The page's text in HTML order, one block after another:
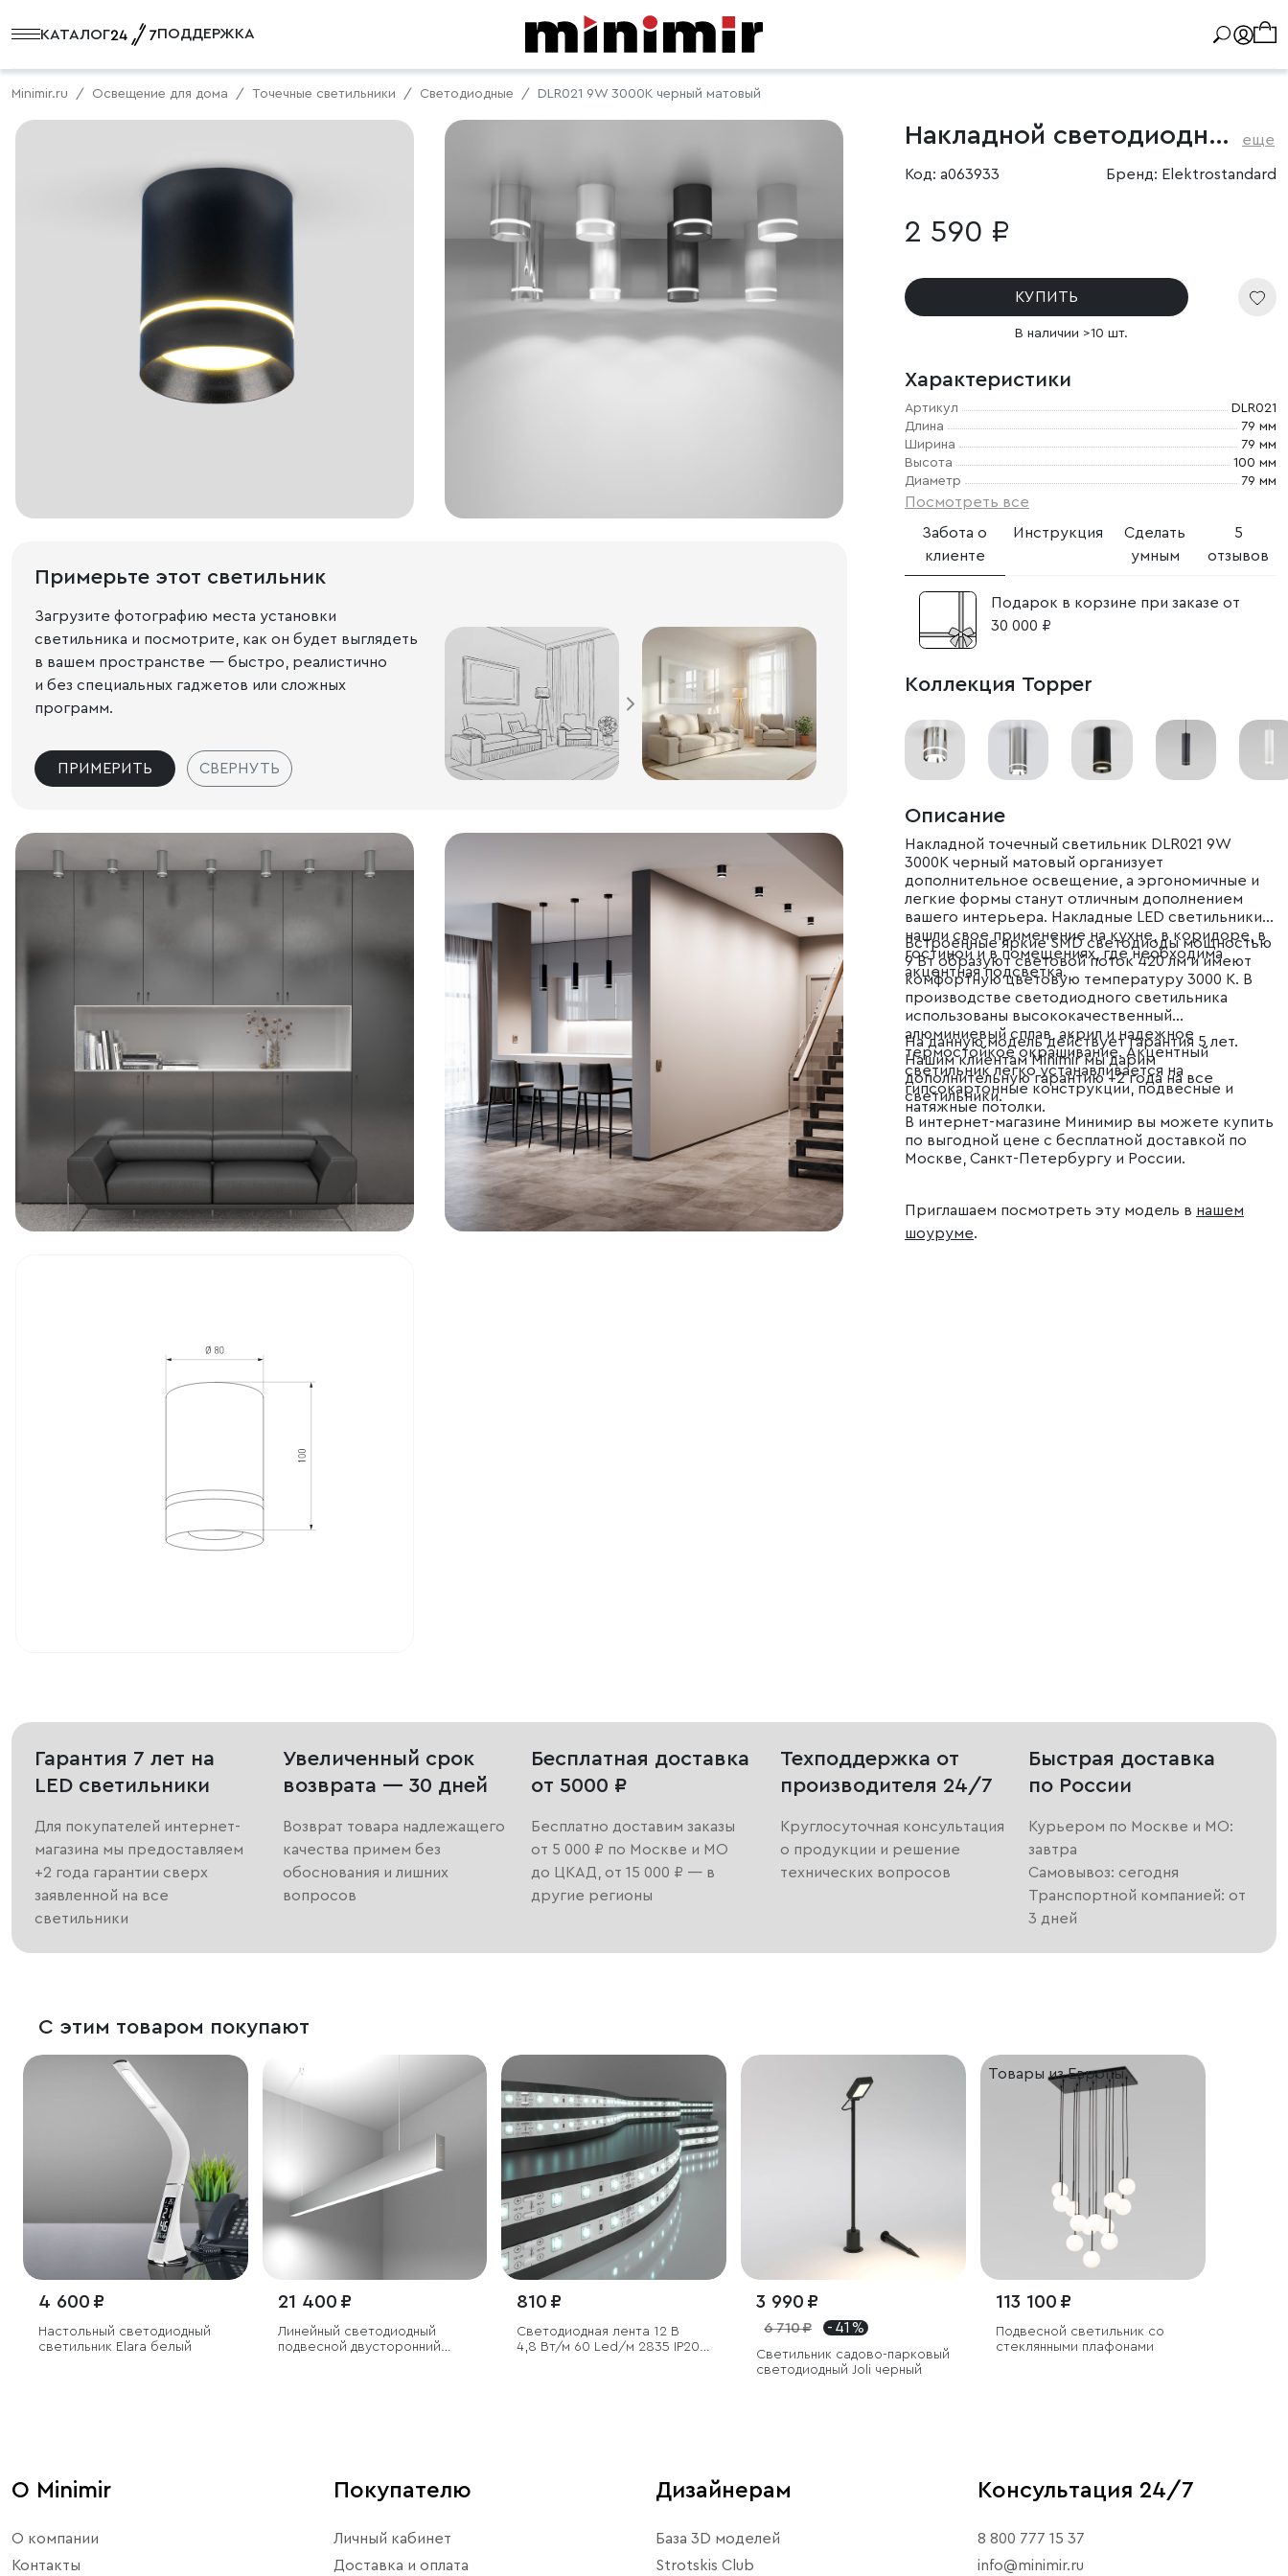
КАТАЛОГ ПОДДЕРЖКА
Minimir.ru Освещение для дома Точечные светильники Светодиодные DLR021 9W 3000K черный матовый
Примерьте этот светильник
Загрузите фотографию места установки
светильника и посмотрите, как он будет выглядеть
в вашем пространстве — быстро, реалистично
и без специальных гаджетов или сложных
программ.
ПРИМЕРИТЬ СВЕРНУТЬ
Накладной светодиодный светильник еще
Код: a063933 Бренд: Elektrostandard
2 590 ₽
КУПИТЬ
В наличии >10 шт.
Характеристики
Артикул
DLR021
Длина
79 мм
Ширина
79 мм
Высота
100 мм
Диаметр
79 мм
Посмотреть все
Забота о
клиенте
Инструкция
Сделать
умным
5
отзывов
Подарок в корзине при заказе от
30 000 ₽
Коллекция Topper
Описание
Накладной точечный светильник DLR021 9W
3000K черный матовый организует
дополнительное освещение, а эргономичные и
легкие формы станут отличным дополнением
вашего интерьера. Накладные LED светильники
нашли свое применение на кухне, в коридоре, в
гостиной и в помещениях, где необходима
акцентная подсветка.
Встроенные яркие SMD светодиоды мощностью
9 Вт образуют световой поток 420 лм и имеют
комфортную цветовую температуру 3000 К. В
производстве светодиодного светильника
использованы высококачественный
алюминиевый сплав, акрил и надежное
термостойкое окрашивание. Акцентный
светильник легко устанавливается на
гипсокартонные конструкции, подвесные и
натяжные потолки.
На данную модель действует гарантия 5 лет.
Нашим клиентам Minimir мы дарим
дополнительную гарантию +2 года на все
светильники.
В интернет-магазине Минимир вы можете купить
по выгодной цене с бесплатной доставкой по
Москве, Санкт-Петербургу и России.
Приглашаем посмотреть эту модель в нашем
шоуруме.
Гарантия 7 лет на
LED светильники
Для покупателей интернет-
магазина мы предоставляем
+2 года гарантии сверх
заявленной на все
светильники
Увеличенный срок
возврата — 30 дней
Возврат товара надлежащего
качества примем без
обоснования и лишних
вопросов
Бесплатная доставка
от 5000 ₽
Бесплатно доставим заказы
от 5 000 ₽ по Москве и МО
до ЦКАД, от 15 000 ₽ — в
другие регионы
Техподдержка от
производителя 24/7
Круглосуточная консультация
о продукции и решение
технических вопросов
Быстрая доставка
по России
Курьером по Москве и МО:
завтра
Самовывоз: сегодня
Транспортной компанией: от
3 дней
С этим товаром покупают
4 600 ₽
Настольный светодиодный
светильник Elara белый
21 400 ₽
Линейный светодиодный
подвесной двусторонний
810 ₽
Светодиодная лента 12 В
4,8 Вт/м 60 Led/м 2835 IP20,
3 990 ₽
6 710 ₽ - 41 %
Светильник садово-парковый
светодиодный Joli черный
Товары из Европы
113 100 ₽
Подвесной светильник со
стеклянными плафонами
О Minimir
О компании
Контакты
Покупателю
Личный кабинет
Доставка и оплата
Дизайнерам
База 3D моделей
Strotskis Club
Консультация 24/7
8 800 777 15 37
info@minimir.ru